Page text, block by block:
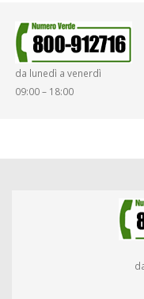
da lunedì a venerdì
09:00 – 18:00